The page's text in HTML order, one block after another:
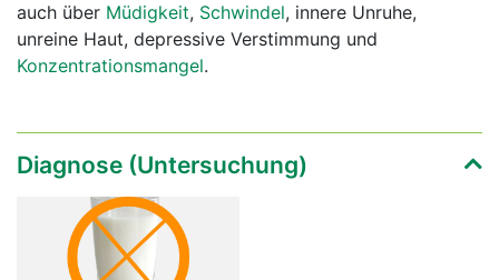
auch über Müdigkeit, Schwindel, innere Unruhe,
unreine Haut, depressive Verstimmung und
Konzentrationsmangel.
Diagnose (Untersuchung)